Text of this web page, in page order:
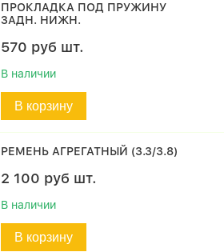
ПРОКЛАДКА ПОД ПРУЖИНУ
ЗАДН. НИЖН.
570 руб шт.
В наличии
В корзину
РЕМЕНЬ АГРЕГАТНЫЙ (3.3/3.8)
2 100 руб шт.
В наличии
В корзину